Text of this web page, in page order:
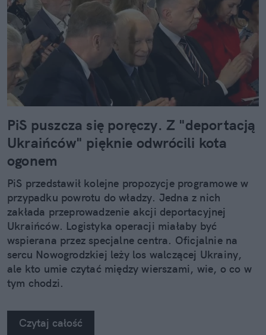
PiS puszcza się poręczy. Z "deportacją
Ukraińców" pięknie odwrócili kota
ogonem
PiS przedstawił kolejne propozycje programowe w
przypadku powrotu do władzy. Jedna z nich
zakłada przeprowadzenie akcji deportacyjnej
Ukraińców. Logistyka operacji miałaby być
wspierana przez specjalne centra. Oficjalnie na
sercu Nowogrodzkiej leży los walczącej Ukrainy,
ale kto umie czytać między wierszami, wie, o co w
tym chodzi.
Czytaj całość